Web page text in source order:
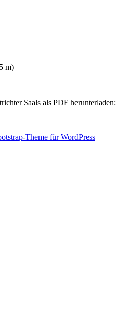
m)
Saals als PDF herunterladen:
Theme für WordPress